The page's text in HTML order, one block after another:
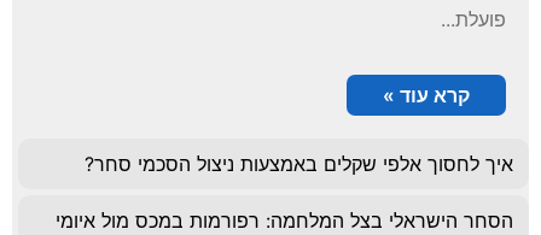
פועלת...
קרא עוד »
איך לחסוך אלפי שקלים באמצעות ניצול הסכמי סחר?
הסחר הישראלי בצל המלחמה: רפורמות במכס מול איומי